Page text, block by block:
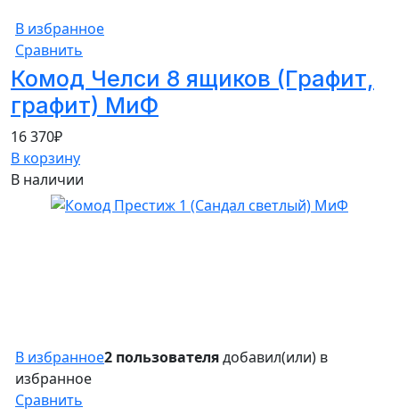
В избранное
Сравнить
Комод Челси 8 ящиков (Графит,
графит) МиФ
16 370₽
В корзину
В наличии
В избранное2 пользователядобавил(или) в
избранное
Сравнить